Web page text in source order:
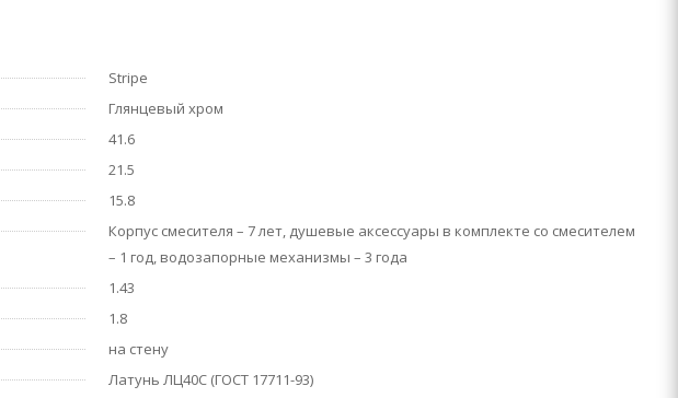
Stripe
Глянцевый хром
41.6
21.5
15.8
Корпус смесителя – 7 лет, душевые аксессуары в комплекте со смесителем
– 1 год, водозапорные механизмы – 3 года
1.43
1.8
на стену
Латунь ЛЦ40C (ГОСТ 17711-93)